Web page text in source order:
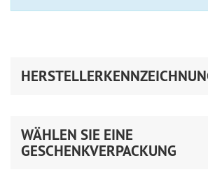
WÄHLEN SIE EINE
GESCHENKVERPACKUNG